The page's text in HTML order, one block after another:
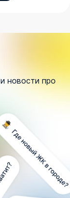
новости про